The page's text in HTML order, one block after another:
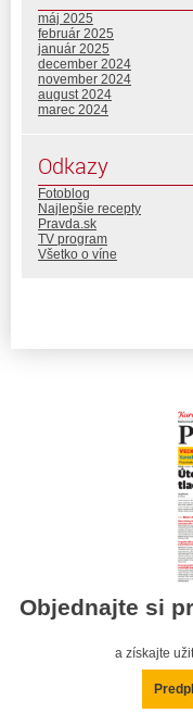
máj 2025
február 2025
január 2025
december 2024
november 2024
august 2024
marec 2024
Odkazy
Fotoblog
Najlepšie recepty
Pravda.sk
TV program
Všetko o víne
Objednajte si
a získajte